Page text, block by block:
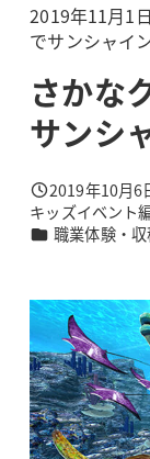
2019年11月1
でサンシャイ
さかな
サンシ
投稿日
2019年10月6
著
者
キッズイベント
カテゴリー
職業体験・